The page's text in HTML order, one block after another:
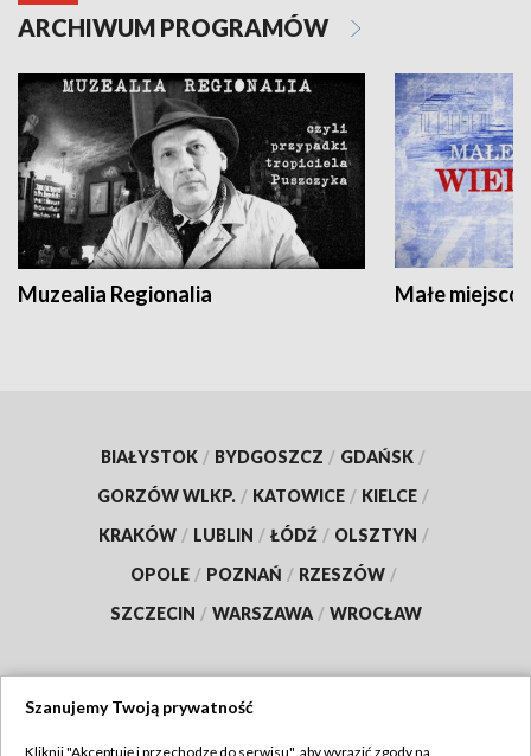
ARCHIWUM PROGRAMÓW
Muzealia Regionalia Małe
BIAŁYSTOK / BYDGOSZCZ / GDAŃSK /
GORZÓW WLKP. / KATOWICE / KIELCE /
KRAKÓW / LUBLIN / ŁÓDŹ / OLSZTYN /
OPOLE / POZNAŃ / RZESZÓW /
SZCZECIN / WARSZAWA / WROCŁAW
Szanujemy Twoją prywatność
Kliknij "Akceptuję i przechodzę do serwisu", aby wyrazić zgody na